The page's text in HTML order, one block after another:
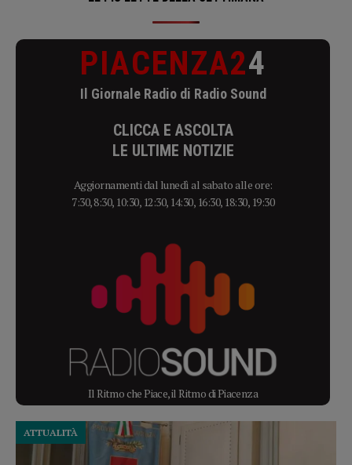
PIACENZA24
Il Giornale Radio di Radio Sound
CLICCA E ASCOLTA
LE ULTIME NOTIZIE
Aggiornamenti dal lunedì al sabato alle ore:
7:30, 8:30, 10:30, 12:30, 14:30, 16:30, 18:30, 19:30
Il Ritmo che Piace, il Ritmo di Piacenza
ATTUALITÀ